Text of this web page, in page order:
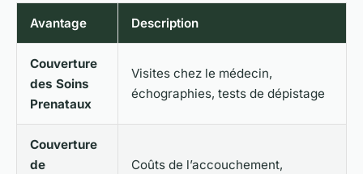
Avantage Description
Couverture
des Soins
Prenataux
Visites chez le médecin,
échographies, tests de dépistage
Couverture
de
Coûts de l’accouchement,